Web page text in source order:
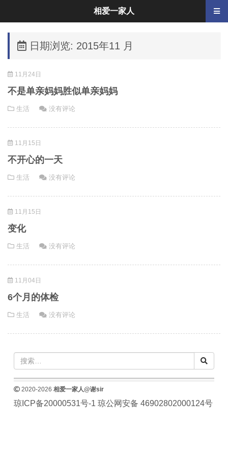
日期浏览: 2015年11 月
11月24日
不是单亲妈妈胜似单亲妈妈
生活 没有评论
11月15日
不开心的一天
生活 没有评论
11月15日
变化
生活 没有评论
11月04日
6个月的体检
生活 没有评论
2020-2026 相爱一家人@谢sir
琼ICP备20000531号-1 琼公网安备 46902802000124号
相爱一家人